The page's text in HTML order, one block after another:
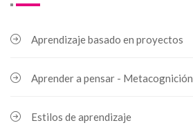
Aprendizaje basado en proyectos
Aprender a pensar - Metacognición
Estilos de aprendizaje